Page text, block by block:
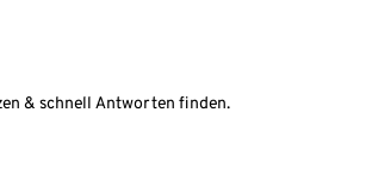
& schnell Antworten finden.